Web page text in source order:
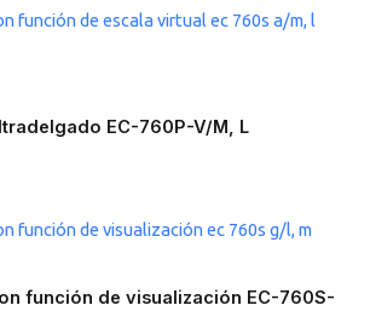
EC-760P-V/M, L
función de visualización EC-760S-